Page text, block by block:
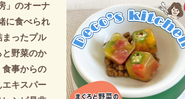
」のオーナ
に食べられ
ったプル
野菜のか
事からの
キスパー